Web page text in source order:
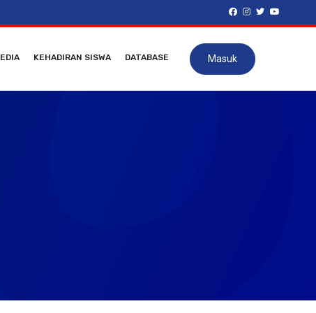
Masuk
KEHADIRAN SISWA DATABASE